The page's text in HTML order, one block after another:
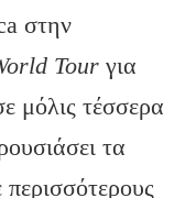
στην
Tour για
μόλις τέσσερα
τα